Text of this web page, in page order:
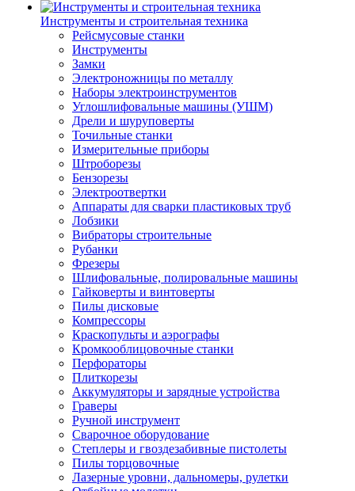
Инструменты и строительная техника
Рейсмусовые станки
Инструменты
Замки
Электроножницы по металлу
Наборы электроинструментов
Углошлифовальные машины (УШМ)
Дрели и шуруповерты
Точильные станки
Измерительные приборы
Штроборезы
Бензорезы
Электроотвертки
Аппараты для сварки пластиковых труб
Лобзики
Вибраторы строительные
Рубанки
Фрезеры
Шлифовальные, полировальные машины
Гайковерты и винтоверты
Пилы дисковые
Компрессоры
Краскопульты и аэрографы
Кромкооблицовочные станки
Перфораторы
Плиткорезы
Аккумуляторы и зарядные устройства
Граверы
Ручной инструмент
Сварочное оборудование
Степлеры и гвоздезабивные пистолеты
Пилы торцовочные
Лазерные уровни, дальномеры, рулетки